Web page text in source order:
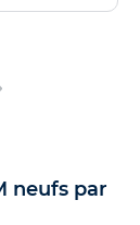
neufs par